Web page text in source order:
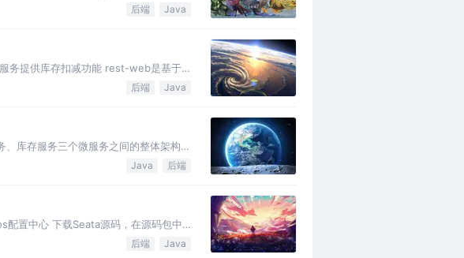
后端 Java
务提供库存扣减功能 rest-web是基于
后端 Java
库存服务三个微服务之间的整体架构图
Java 后端
配置中心 下载Seata源码，在源码包中
后端 Java